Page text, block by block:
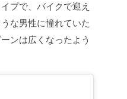
プで、バイクで迎え
な男性に憧れていた
ンは広くなったよう